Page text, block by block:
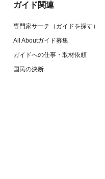
ガイド関連
専門家サーチ（ガイドを探す）
All Aboutガイド募集
ガイドへの仕事・取材依頼
国民の決断